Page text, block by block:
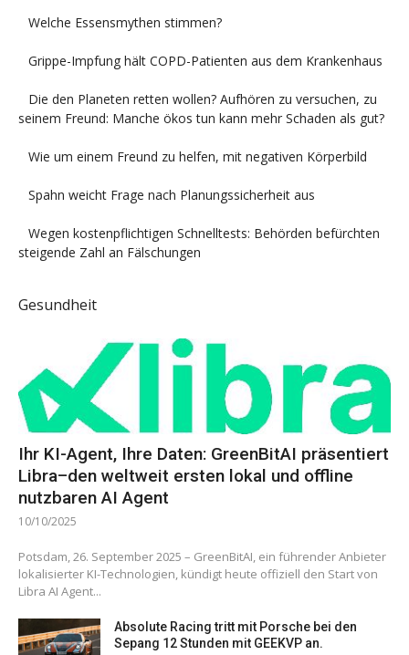
Welche Essensmythen stimmen?
Grippe-Impfung hält COPD-Patienten aus dem Krankenhaus
Die den Planeten retten wollen? Aufhören zu versuchen, zu
seinem Freund: Manche ökos tun kann mehr Schaden als gut?
Wie um einem Freund zu helfen, mit negativen Körperbild
Spahn weicht Frage nach Planungssicherheit aus
Wegen kostenpflichtigen Schnelltests: Behörden befürchten
steigende Zahl an Fälschungen
Gesundheit
Ihr KI-Agent, Ihre Daten: GreenBitAI präsentiert
Libra–den weltweit ersten lokal und offline
nutzbaren AI Agent
10/10/2025
Potsdam, 26. September 2025 – GreenBitAI, ein führender Anbieter
lokalisierter KI-Technologien, kündigt heute offiziell den Start von
Libra AI Agent...
Absolute Racing tritt mit Porsche bei den
Sepang 12 Stunden mit GEEKVP an.